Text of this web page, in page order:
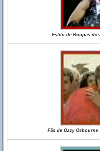
Estilo de Roupas
Fãs de Ozzy Osbourne